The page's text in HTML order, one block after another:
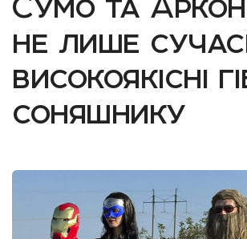
не лише
високоякісні
соняшнику